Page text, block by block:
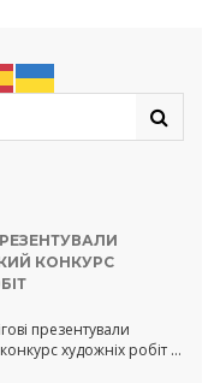
КОНКУРС
презентували
художніх робіт …